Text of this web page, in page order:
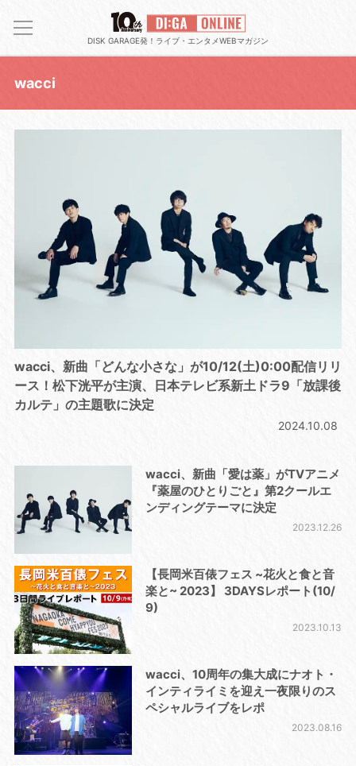
DISK GARAGE発！ライブ・エンタメWEBマガジン
wacci
wacci、新曲「どんな小さな」が10/12(土)0:00配信リリ
ース！松下洸平が主演、日本テレビ系新土ドラ9「放課後
カルテ」の主題歌に決定
2024.10.08
wacci、新曲「愛は薬」がTVアニメ
『薬屋のひとりごと』第2クールエ
ンディングテーマに決定
2023.12.26
【長岡米百俵フェス ~花火と食と音
楽と~ 2023】 3DAYSレポート(10/
9)
2023.10.13
wacci、10周年の集大成にナオト・
インティライミを迎え一夜限りのス
ペシャルライブをレポ
2023.08.16